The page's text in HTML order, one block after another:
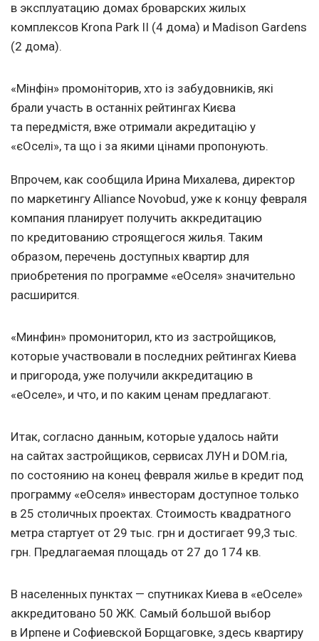
в эксплуатацию домах броварских жилых
комплексов Krona Park II (4 дома) и Madison Gardens
(2 дома).
«Мінфін» промоніторив, хто із забудовників, які
брали участь в останніх рейтингах Києва
та передмістя, вже отримали акредитацію у
«єОселі», та що і за якими цінами пропонують.
Впрочем, как сообщила Ирина Михалева, директор
по маркетингу Alliance Novobud, уже к концу февраля
компания планирует получить аккредитацию
по кредитованию строящегося жилья. Таким
образом, перечень доступных квартир для
приобретения по программе «еОселя» значительно
расширится.
«Минфин» промониторил, кто из застройщиков,
которые участвовали в последних рейтингах Киева
и пригорода, уже получили аккредитацию в
«еОселе», и что, и по каким ценам предлагают.
Итак, согласно данным, которые удалось найти
на сайтах застройщиков, сервисах ЛУН и DOM.ria,
по состоянию на конец февраля жилье в кредит под
программу «еОселя» инвесторам доступное только
в 25 столичных проектах. Стоимость квадратного
метра стартует от 29 тыс. грн и достигает 99,3 тыс.
грн. Предлагаемая площадь от 27 до 174 кв.
В населенных пунктах — спутниках Киева в «еОселе»
аккредитовано 50 ЖК. Самый большой выбор
в Ирпене и Софиевской Борщаговке, здесь квартиру